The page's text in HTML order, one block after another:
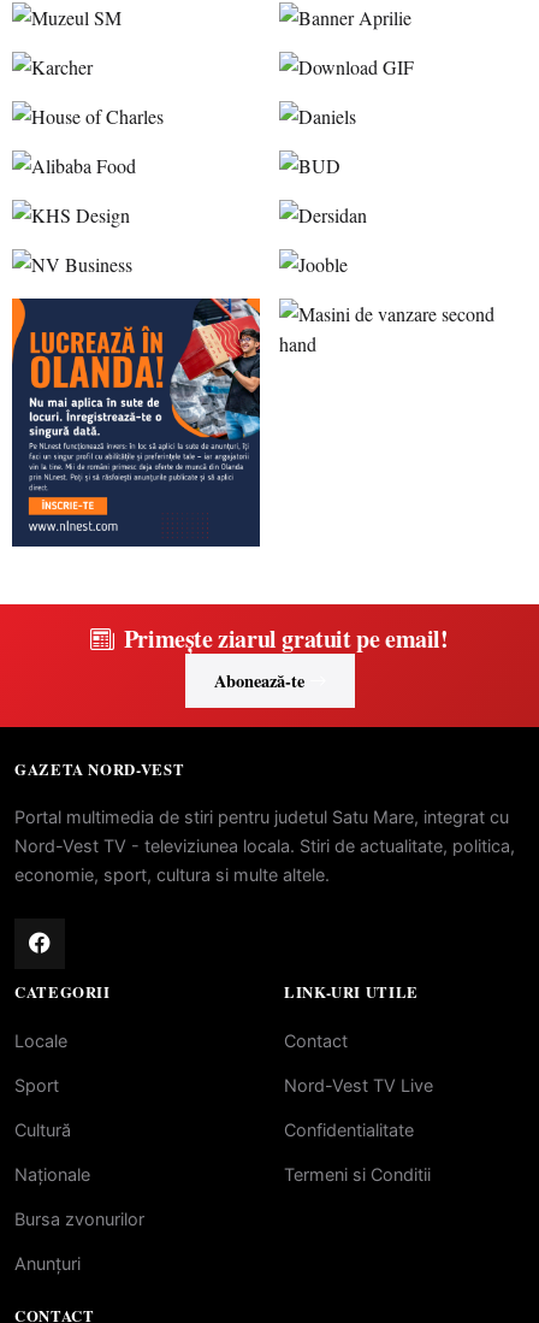
Primește ziarul gratuit pe email!
Abonează-te
GAZETA NORD-VEST
Portal multimedia de stiri pentru judetul Satu Mare, integrat cu
Nord-Vest TV - televiziunea locala. Stiri de actualitate, politica,
economie, sport, cultura si multe altele.
CATEGORII
Locale
Sport
Cultură
Naționale
Bursa zvonurilor
Anunțuri
LINK-URI UTILE
Contact
Nord-Vest TV Live
Confidentialitate
Termeni si Conditii
CONTACT